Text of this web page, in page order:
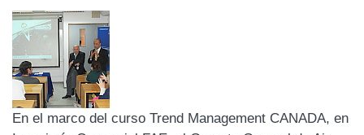
En el marco del curso Trend Management CANADA, en